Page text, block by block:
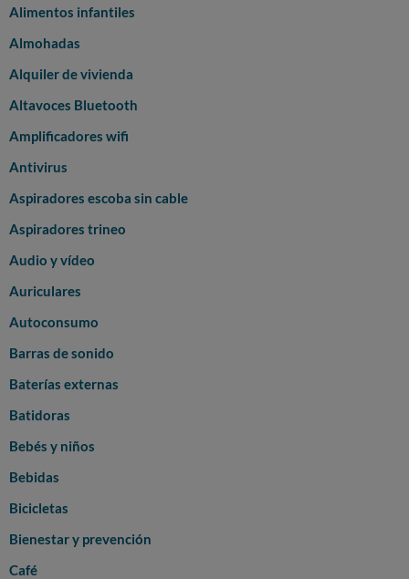
Alimentos infantiles
Almohadas
Alquiler de vivienda
Altavoces Bluetooth
Amplificadores wifi
Antivirus
Aspiradores escoba sin cable
Aspiradores trineo
Audio y vídeo
Auriculares
Autoconsumo
Barras de sonido
Baterías externas
Batidoras
Bebés y niños
Bebidas
Bicicletas
Bienestar y prevención
Café